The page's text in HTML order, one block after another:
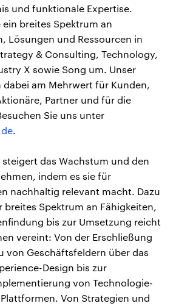
und funktionale Expertise.
ein breites Spektrum an
Lösungen und Ressourcen in
& Consulting, Technology,
X sowie Song um. Unser
dabei am Mehrwert für Kunden,
Partner und für die
Sie uns unter
.
das Wachstum und den
indem es sie für
nachhaltig relevant macht. Dazu
breites Spektrum an Fähigkeiten,
bis zur Umsetzung reicht
vereint: Von der Erschließung
von Geschäftsfeldern über das
Design bis zur
von Technologie-
Von Strategien und